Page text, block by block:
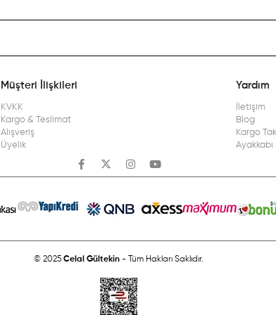
Müşteri İlişkileri
KVKK
Kargo & Teslimat
Alışveriş
Üyelik
Yardım
İletişim
Blog
Kargo
© 2025Celal Gültekin- Tüm Hakları Saklıdır.